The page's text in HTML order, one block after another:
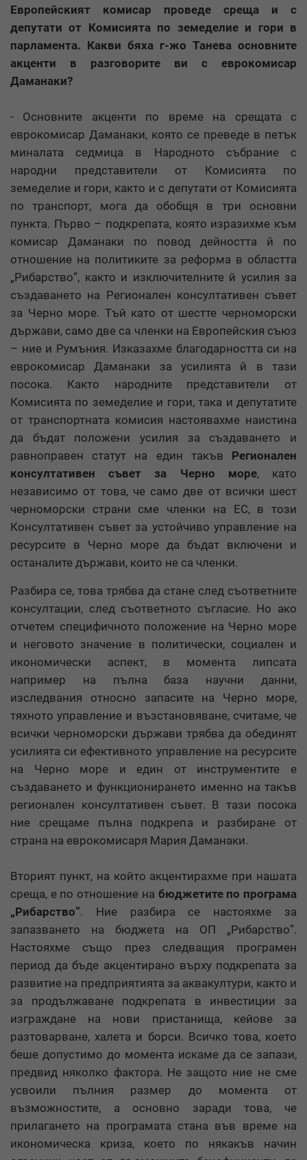
Европейският комисар проведе среща и с
депутати от Комисията по земеделие и гори в
парламента. Какви бяха г-жо Танева основните
акценти в разговорите ви с еврокомисар
Даманаки?
- Основните акценти по време на срещата с
еврокомисар Даманаки, която се преведе в петък
миналата седмица в Народното събрание с
народни представители от Комисията по
земеделие и гори, както и с депутати от Комисията
по транспорт, мога да обобщя в три основни
пункта. Първо – подкрепата, която изразихме към
комисар Даманаки по повод дейността й по
отношение на политиките за реформа в областта
„Рибарство”, както и изключителните й усилия за
създаването на Регионален консултативен съвет
за Черно море. Тъй като от шестте черноморски
държави, само две са членки на Европейския съюз
– ние и Румъния. Изказахме благодарността си на
еврокомисар Даманаки за усилията й в тази
посока. Както народните представители от
Комисията по земеделие и гори, така и депутатите
от транспортната комисия настоявахме наистина
да бъдат положени усилия за създаването и
равноправен статут на един такъв Регионален
консултативен съвет за Черно море, като
независимо от това, че само две от всички шест
черноморски страни сме членки на ЕС, в този
Консултативен съвет за устойчиво управление на
ресурсите в Черно море да бъдат включени и
останалите държави, които не са членки.
Разбира се, това трябва да стане след съответните
консултации, след съответното съгласие. Но ако
отчетем специфичното положение на Черно море
и неговото значение в политически, социален и
икономически аспект, в момента липсата
например на пълна база научни данни,
изследвания относно запасите на Черно море,
тяхното управление и възстановяване, считаме, че
всички черноморски държави трябва да обединят
усилията си ефективното управление на ресурсите
на Черно море и един от инструментите е
създаването и функционирането именно на такъв
регионален консултативен съвет. В тази посока
ние срещаме пълна подкрепа и разбиране от
страна на еврокомисаря Мария Даманаки.
Вторият пункт, на който акцентирахме при нашата
среща, е по отношение на бюджетите по програма
„Рибарство”. Ние разбира се настояхме за
запазването на бюджета на ОП „Рибарство”.
Настояхме също през следващия програмен
период да бъде акцентирано върху подкрепата за
развитие на предприятията за аквакултури, както и
за продължаване подкрепата в инвестиции за
изграждане на нови пристанища, кейове за
разтоварване, халета и борси. Всичко това, което
беше допустимо до момента искаме да се запази,
предвид няколко фактора. Не защото ние не сме
усвоили пълния размер до момента от
възможностите, а основно заради това, че
прилагането на програмата стана във време на
икономическа криза, което по някакъв начин